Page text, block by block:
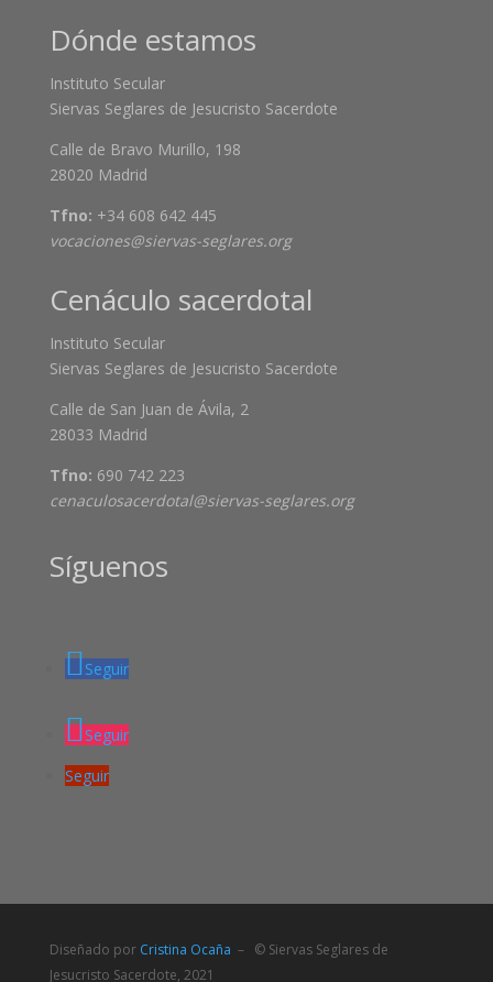
Dónde estamos
Instituto Secular
Siervas Seglares de Jesucristo Sacerdote
Calle de Bravo Murillo, 198
28020 Madrid
Tfno: +34 608 642 445
vocaciones@siervas-seglares.org
Cenáculo sacerdotal
Instituto Secular
Siervas Seglares de Jesucristo Sacerdote
Calle de San Juan de Ávila, 2
28033 Madrid
Tfno: 690 742 223
cenaculosacerdotal@siervas-seglares.org
Síguenos
Seguir
Seguir
Seguir
Diseñado por Cristina Ocaña – © Siervas Seglares de
Jesucristo Sacerdote, 2021